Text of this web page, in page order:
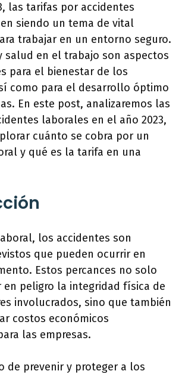
las tarifas por accidentes
siendo un tema de vital
trabajar en un entorno seguro.
salud en el trabajo son aspectos
para el bienestar de los
como para el desarrollo óptimo
En este post, analizaremos las
laborales en el año 2023,
cuánto se cobra por un
y qué es la tarifa en una
los accidentes son
que pueden ocurrir en
Estos percances no solo
en peligro la integridad física de
involucrados, sino que también
costos económicos
las empresas.
de prevenir y proteger a los